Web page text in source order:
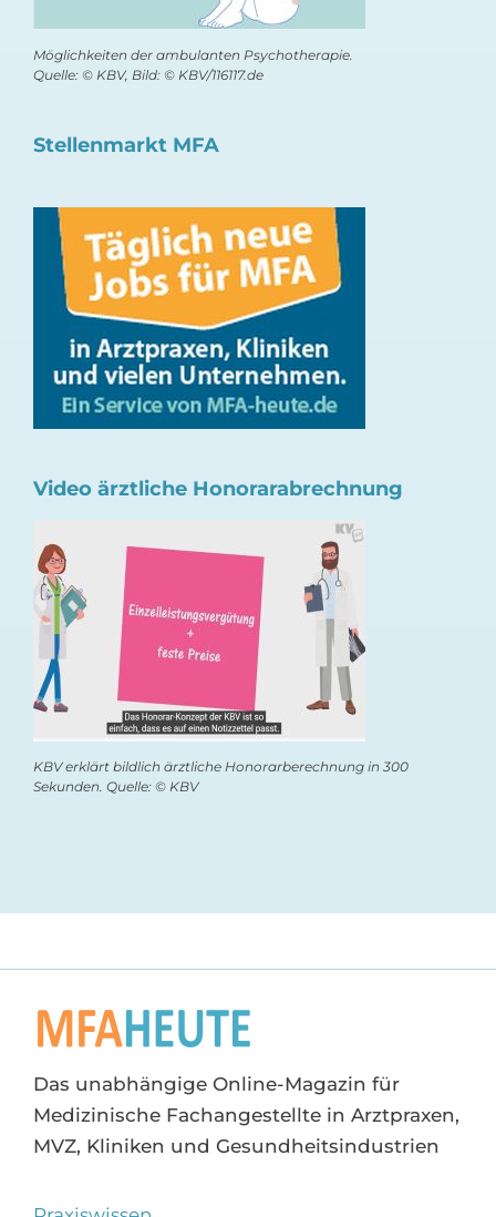
Möglichkeiten der ambulanten Psychotherapie.
Quelle: © KBV, Bild: © KBV/116117.de
Stellenmarkt MFA
Video ärztliche Honorarabrechnung
KBV erklärt bildlich ärztliche Honorarberechnung in 300
Sekunden. Quelle: © KBV
Das unabhängige Online-Magazin für
Medizinische Fachangestellte in Arztpraxen,
MVZ, Kliniken und Gesundheitsindustrien